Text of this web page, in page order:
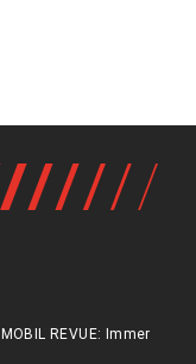
REVUE: Immer